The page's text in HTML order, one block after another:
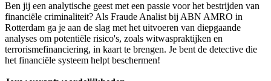
Ben jij een analytische geest met een passie voor het bestrijden van
financiële criminaliteit? Als Fraude Analist bij ABN AMRO in
Rotterdam ga je aan de slag met het uitvoeren van diepgaande
analyses om potentiële risico's, zoals witwaspraktijken en
terrorismefinanciering, in kaart te brengen. Je bent de detective die
het financiële systeem helpt beschermen!